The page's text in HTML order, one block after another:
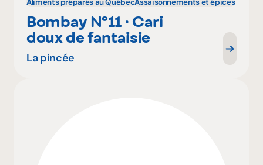
Bombay Nº11 · Cari
doux de fantaisie
La pincée